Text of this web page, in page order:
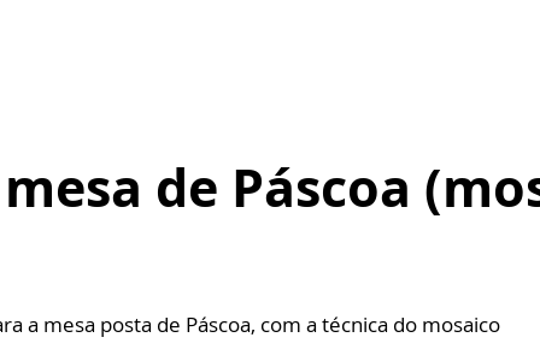
de Páscoa
a mesa posta de Páscoa, com a técnica do mosaico